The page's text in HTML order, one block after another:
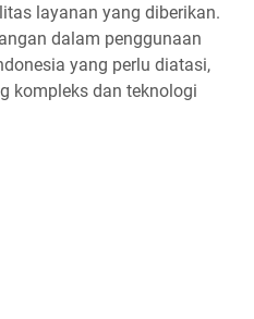
layanan yang diberikan.
dalam penggunaan
yang perlu diatasi,
kompleks dan teknologi